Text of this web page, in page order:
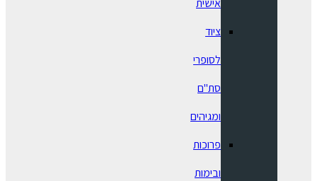
אישית
ציוד
לסופרי
סת"ם
ומגיהים
פרוכות
ובימות